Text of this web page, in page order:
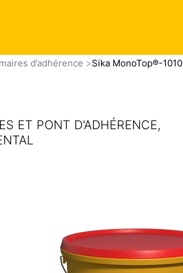
d’adhérence Sika MonoTop®-1010
ET PONT D'ADHÉRENCE,